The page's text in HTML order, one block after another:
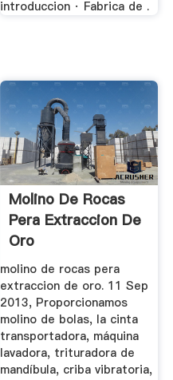
introduccion · Fabrica de .
Molino De Rocas
Pera Extraccion De
Oro
molino de rocas pera
extraccion de oro. 11 Sep
2013, Proporcionamos
molino de bolas, la cinta
transportadora, máquina
lavadora, trituradora de
mandíbula, criba vibratoria,